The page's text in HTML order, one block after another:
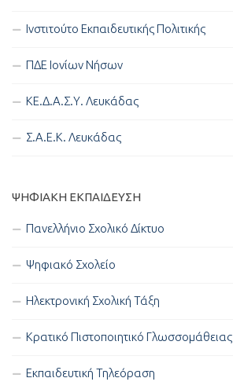
Ινστιτούτο Εκπαιδευτικής Πολιτικής
ΠΔΕ Ιονίων Νήσων
ΚΕ.Δ.Α.Σ.Υ. Λευκάδας
Σ.Α.Ε.Κ. Λευκάδας
ΨΗΦΙΑΚΉ ΕΚΠΑΊΔΕΥΣΗ
Πανελλήνιο Σχολικό Δίκτυο
Ψηφιακό Σχολείο
Ηλεκτρονική Σχολική Τάξη
Κρατικό Πιστοποιητικό Γλωσσομάθειας
Εκπαιδευτική Τηλεόραση